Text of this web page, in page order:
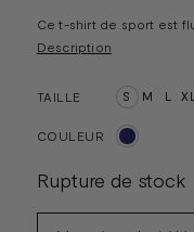
Ce t-shirt de sport est
Description
TAILLE S M L XL
COULEUR
Rupture de stock